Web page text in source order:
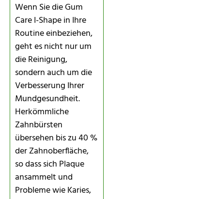
Wenn Sie die Gum
Care I-Shape in Ihre
Routine einbeziehen,
geht es nicht nur um
die Reinigung,
sondern auch um die
Verbesserung Ihrer
Mundgesundheit.
Herkömmliche
Zahnbürsten
übersehen bis zu 40 %
der Zahnoberfläche,
so dass sich Plaque
ansammelt und
Probleme wie Karies,